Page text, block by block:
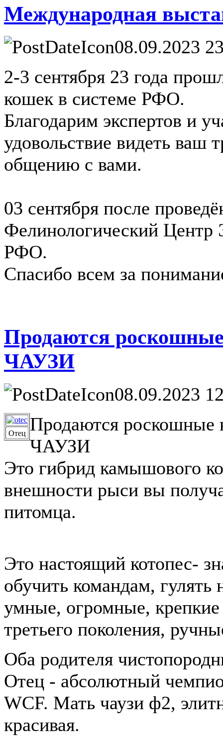
Международная
08.09.2023
2-3 сентября 23 года
кошек в системе РФО.
Благодарим экспертов и
удовольствие видеть ваш
общению с вами.
03 сентября после
Фелинологический
РФО.
Спасибо всем за
Продаются
ЧАУЗИ
08.09.2023
Отец Продаются роскошные
ЧАУЗИ
Это гибрид камышового
внешности рыси вы
питомца.
Это настоящий котопес-
обучить командам,
умные, огромные,
третьего поколения,
Оба родителя
Отец - абсолютный
WCF. Мать чаузи ф2,
красивая.